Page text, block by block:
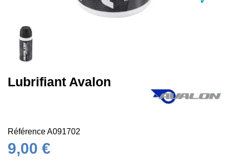
Lubrifiant Avalon
RéférenceA091702
9,00 €